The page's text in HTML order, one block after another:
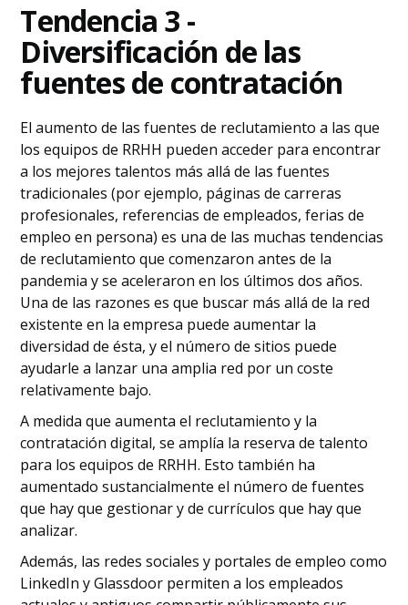
Tendencia 3 -
Diversificación de las
fuentes de contratación
El aumento de las fuentes de reclutamiento a las que
los equipos de RRHH pueden acceder para encontrar
a los mejores talentos más allá de las fuentes
tradicionales (por ejemplo, páginas de carreras
profesionales, referencias de empleados, ferias de
empleo en persona) es una de las muchas tendencias
de reclutamiento que comenzaron antes de la
pandemia y se aceleraron en los últimos dos años.
Una de las razones es que buscar más allá de la red
existente en la empresa puede aumentar la
diversidad de ésta, y el número de sitios puede
ayudarle a lanzar una amplia red por un coste
relativamente bajo.
A medida que aumenta el reclutamiento y la
contratación digital, se amplía la reserva de talento
para los equipos de RRHH. Esto también ha
aumentado sustancialmente el número de fuentes
que hay que gestionar y de currículos que hay que
analizar.
Además, las redes sociales y portales de empleo como
LinkedIn y Glassdoor permiten a los empleados